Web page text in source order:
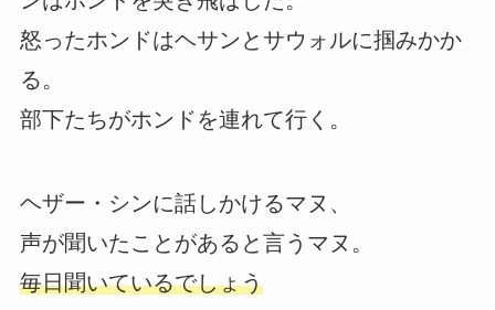
怒ったホンドはヘサンとサウォルに掴みかか
る。
部下たちがホンドを連れて行く。
ヘザー・シンに話しかけるマヌ、
声が聞いたことがあると言うマヌ。
毎日聞いているでしょう